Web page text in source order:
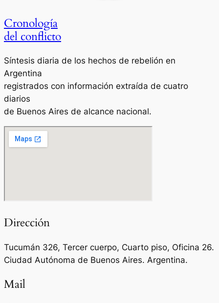
Cronología
del conflicto
Síntesis diaria de los hechos de rebelión en
Argentina
registrados con información extraída de cuatro
diarios
de Buenos Aires de alcance nacional.
Dirección
Tucumán 326, Tercer cuerpo, Cuarto piso, Oficina 26.
Ciudad Autónoma de Buenos Aires. Argentina.
Mail